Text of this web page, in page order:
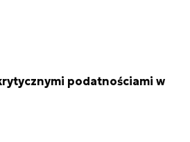
podatnościami w